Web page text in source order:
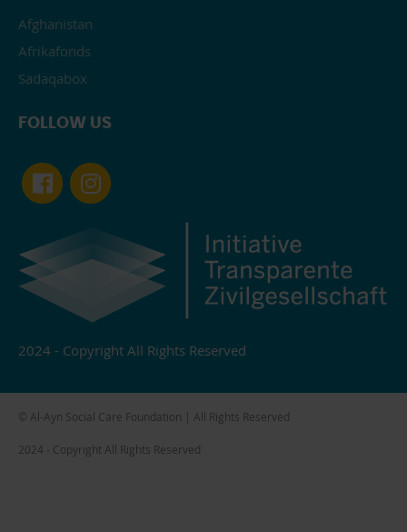
Afghanistan
Afrikafonds
Sadaqabox
FOLLOW US
2024 - Copyright All Rights Reserved
© Al-Ayn Social Care Foundation | All Rights Reserved
2024 - Copyright All Rights Reserved